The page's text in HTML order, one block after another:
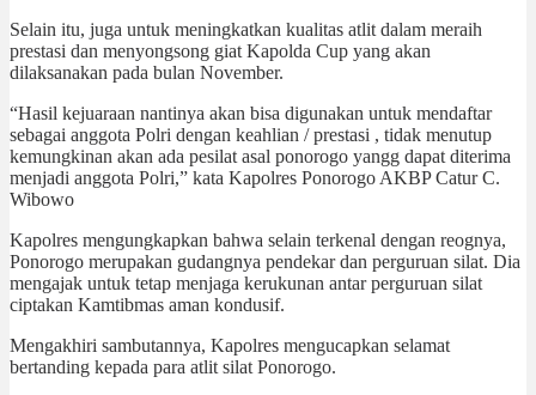
Selain itu, juga untuk meningkatkan kualitas atlit dalam meraih
prestasi dan menyongsong giat Kapolda Cup yang akan
dilaksanakan pada bulan November.
“Hasil kejuaraan nantinya akan bisa digunakan untuk mendaftar
sebagai anggota Polri dengan keahlian / prestasi , tidak menutup
kemungkinan akan ada pesilat asal ponorogo yangg dapat diterima
menjadi anggota Polri,” kata Kapolres Ponorogo AKBP Catur C.
Wibowo
Kapolres mengungkapkan bahwa selain terkenal dengan reognya,
Ponorogo merupakan gudangnya pendekar dan perguruan silat. Dia
mengajak untuk tetap menjaga kerukunan antar perguruan silat
ciptakan Kamtibmas aman kondusif.
Mengakhiri sambutannya, Kapolres mengucapkan selamat
bertanding kepada para atlit silat Ponorogo.